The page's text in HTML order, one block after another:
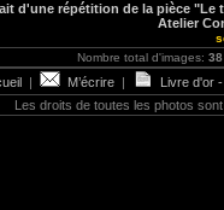
d'une répétition de la pièce "Le
Atelier
Nombre total d'images: 38
| M’écrire |
Livre d'or
Les droits de toutes les photos